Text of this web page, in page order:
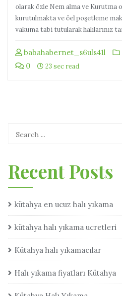
olarak özle Nem alma ve Kurutma
kurutulmakta ve öel poşetleme
vakuma tabi tutularak halılarınız
babahabernet_s6uls41l
0
23 sec read
Recent Posts
kütahya en ucuz halı yıkama
kütahya halı yıkama ucretleri
Kütahya halı yıkamacılar
Halı yıkama fiyatları Kütahya